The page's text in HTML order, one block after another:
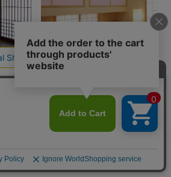
ま用リ
淡紅藤 あわべにふじ ／ ふすま用
¥6,600 (税込 ¥7,260)
貼り方を見る 素材サンプル